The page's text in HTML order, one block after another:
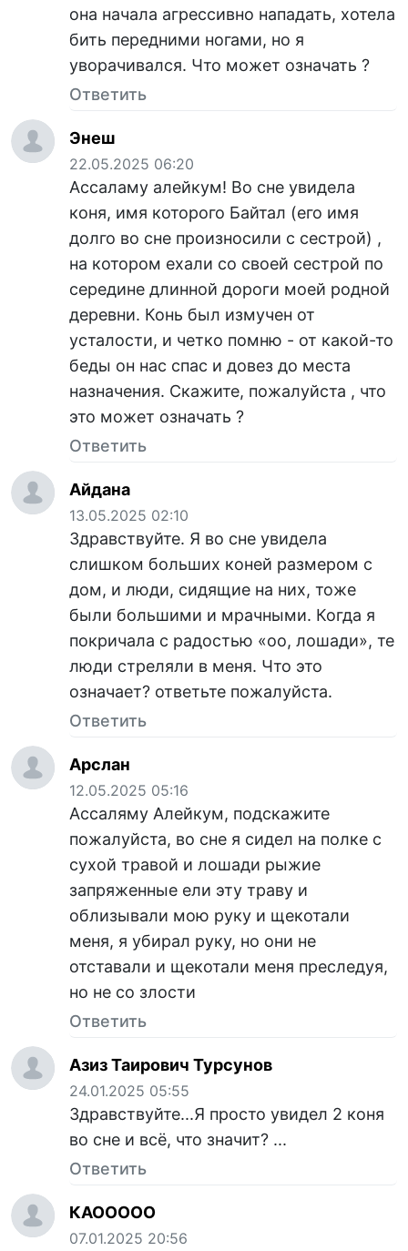
она начала агрессивно нападать, хотела
бить передними ногами, но я
уворачивался. Что может означать ?
Ответить
Энеш
22.05.2025 06:20
Ассаламу алейкум! Во сне увидела
коня, имя которого Байтал (его имя
долго во сне произносили с сестрой) ,
на котором ехали со своей сестрой по
середине длинной дороги моей родной
деревни. Конь был измучен от
усталости, и четко помню - от какой-то
беды он нас спас и довез до места
назначения. Скажите, пожалуйста , что
это может означать ?
Ответить
Айдана
13.05.2025 02:10
Здравствуйте. Я во сне увидела
слишком больших коней размером с
дом, и люди, сидящие на них, тоже
были большими и мрачными. Когда я
покричала с радостью «оо, лошади», те
люди стреляли в меня. Что это
означает? ответьте пожалуйста.
Ответить
Арслан
12.05.2025 05:16
Ассаляму Алейкум, подскажите
пожалуйста, во сне я сидел на полке с
сухой травой и лошади рыжие
запряженные ели эту траву и
облизывали мою руку и щекотали
меня, я убирал руку, но они не
отставали и щекотали меня преследуя,
но не со злости
Ответить
Азиз Таирович Турсунов
24.01.2025 05:55
Здравствуйте...Я просто увидел 2 коня
во сне и всё, что значит? ...
Ответить
КАООООО
07.01.2025 20:56